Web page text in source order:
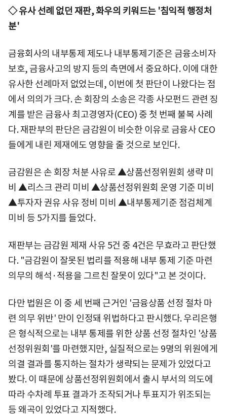
◇ 유사 선례 없던 재판, 화우의 키워드는 '침익적 행정처
분'
금융회사의 내부통제 제도나 내부통제기준은 금융소비자
보호, 금융사고의 방지 등의 측면에서 중요하다. 이에 대한
유사한 선례마저 없었는데, 이번에 첫 판단이 나왔다는 점
에서 의의가 크다. 손 회장의 소송은 각종 사모펀드 관련 징
계를 받은 금융사 최고경영자(CEO) 중 첫 번째 불복 사례
다. 재판부의 판단은 금감원이 비슷한 이유로 금융사 CEO
들에게 내린 제재에도 영향을 줄 것으로 보인다.
금감원은 손 회장 처분 사유로 ▲상품선정위원회 생략 미
비 ▲리스크 관리 미비 ▲상품선정위원회 운영 기준 미비
▲투자자 권유 사유 정비 미비 ▲내부통제기준 점검체계
미비 등 5가지를 들었다.
재판부는 금감원 제재 사유 5건 중 4건은 무효라고 판단했
다. "금감원이 잘못된 법리를 적용해 내부 통제 기준 마련
의무의 해석·적용을 그르친 잘못이 있다"고 본 것이다.
다만 법원은 이 중 세 번째 근거인 '금융상품 선정 절차 마
련 의무 위반' 만이 인정돼 위법하다고 판시했다. 우리은행
은 형식적으로는 내부 통제를 위한 상품 선정 절차인 '상품
선정위원회'를 마련했지만, 실질적으로는 9명의 위원에게
의결 결과를 통지하는 절차가 생략되는 문제가 있었다고
봤다. 이 때문에 상품선정위원회에서 출시 부서의 의도에
따라 수차례 투표 결과가 조작되거나 투표지가 위조되는
등 왜곡이 있었다고 지적했다.